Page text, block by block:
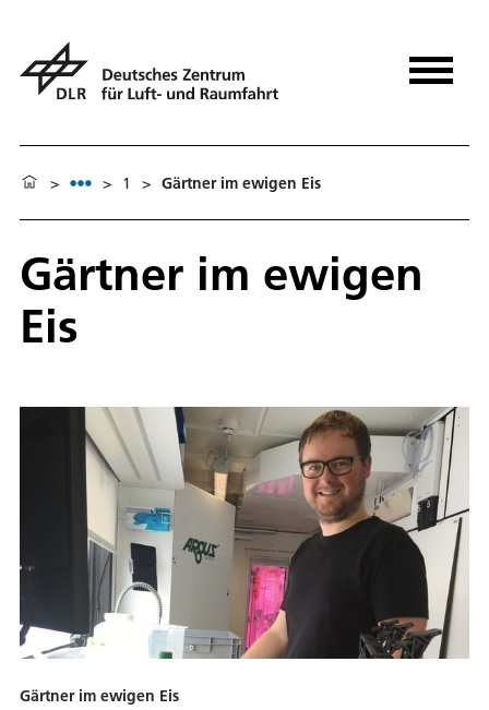
> > 1 > Gärtner im ewigen Eis
Gärtner im ewigen
Eis
Gärtner im ewigen Eis